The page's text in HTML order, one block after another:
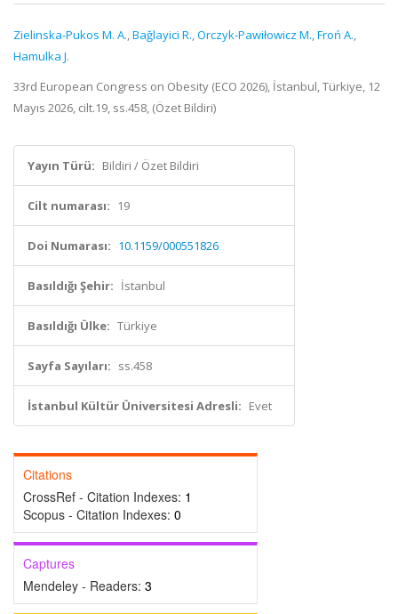
Zielinska-Pukos M. A.,Bağlayici R.,Orczyk-Pawiłowicz M.,Froń A.,
Hamulka J.
33rd European Congress on Obesity (ECO 2026), İstanbul, Türkiye, 12
Mayıs 2026, cilt.19, ss.458, (Özet Bildiri)
Yayın Türü: Bildiri / Özet Bildiri
Cilt numarası: 19
Doi Numarası: 10.1159/000551826
Basıldığı Şehir: İstanbul
Basıldığı Ülke: Türkiye
Sayfa Sayıları: ss.458
İstanbul Kültür Üniversitesi Adresli: Evet
Citations
CrossRef - Citation Indexes: 1
Scopus - Citation Indexes: 0
Captures
Mendeley - Readers: 3